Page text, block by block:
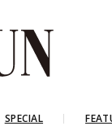
SPECIAL